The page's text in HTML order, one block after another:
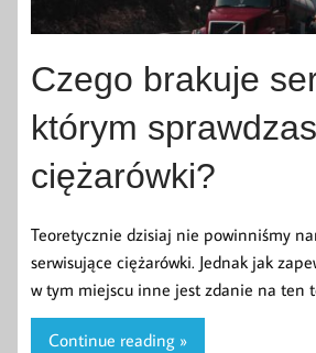
Czego brakuje
którym
ciężarówki?
Teoretycznie dzisiaj nie powinniśmy
serwisujące ciężarówki. Jednak jak
w tym miejscu inne jest zdanie na ten
Continue reading »